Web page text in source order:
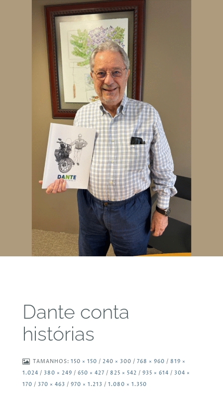
Dante conta
histórias
TAMANHOS: 150 × 150 / 240 × 300 / 768 × 960 / 819 ×
1.024 / 380 × 249 / 650 × 427 / 825 × 542 / 935 × 614 / 304 ×
170 / 370 × 463 / 970 × 1.213 / 1.080 × 1.350